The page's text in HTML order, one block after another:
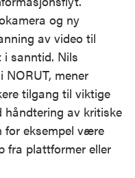
og ny
av video til
i sanntid. Nils
NORUT, mener
tilgang til viktige
av kritiske
for eksempel være
fra plattformer eller